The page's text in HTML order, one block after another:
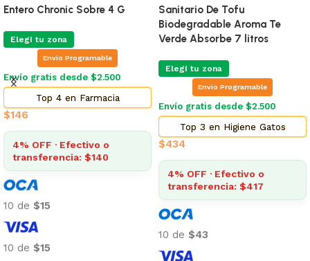
Entero Chronic Sobre 4 G
Elegí tu zona
Envio Programable
Envío gratis desde $2.500
Top 4 en Farmacia
$146
4% OFF · Efectivo o
transferencia: $140
10 de $15
10 de $15
Sanitario De Tofu
Biodegradable Aroma Te
Verde Absorbe 7 litros
Elegí tu zona
Envio Programable
Envío gratis desde $2.500
Top 3 en Higiene Gatos
$434
4% OFF · Efectivo o
transferencia: $417
10 de $43